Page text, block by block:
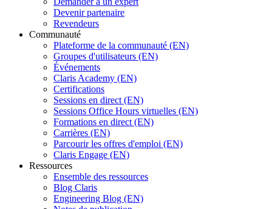
Devenir partenaire
Revendeurs
Communauté
Plateforme de la communauté (EN)
Groupes d'utilisateurs (EN)
Événements
Claris Academy (EN)
Certifications
Sessions en direct (EN)
Sessions Office Hours virtuelles (EN)
Formations en direct (EN)
Carrières (EN)
Parcourir les offres d'emploi (EN)
Claris Engage (EN)
Ressources
Ensemble des ressources
Blog Claris
Engineering Blog (EN)